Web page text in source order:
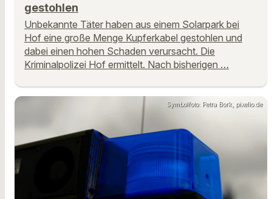
gestohlen
Unbekannte Täter haben aus einem Solarpark bei
Hof eine große Menge Kupferkabel gestohlen und
dabei einen hohen Schaden verursacht. Die
Kriminalpolizei Hof ermittelt. Nach bisherigen …
Symbolfoto: Petra Bork, pixelio.de